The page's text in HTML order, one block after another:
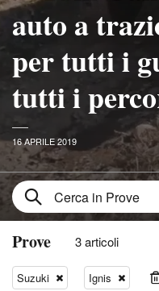
auto a
per tutti i
tutti i
16 APRILE 2019
Prove 3 articoli
Suzuki Ignis